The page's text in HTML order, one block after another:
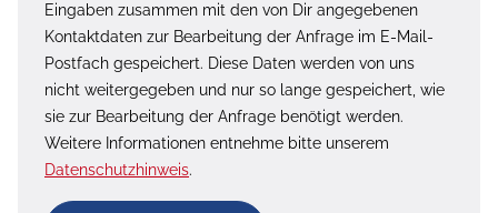
Eingaben zusammen mit den von Dir angegebenen
Kontaktdaten zur Bearbeitung der Anfrage im E-Mail-
Postfach gespeichert. Diese Daten werden von uns
nicht weitergegeben und nur so lange gespeichert, wie
sie zur Bearbeitung der Anfrage benötigt werden.
Weitere Informationen entnehme bitte unserem
Datenschutzhinweis.